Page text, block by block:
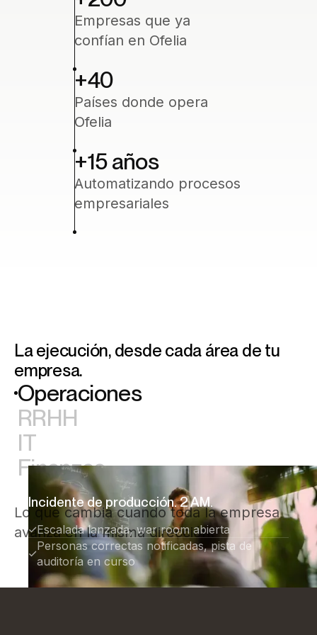
Empresas que ya
confían en Ofelia
+40
Países donde opera
Ofelia
+15‍ años
Automatizando procesos
empresariales
La ejecución, desde cada área de tu
empresa.
Operaciones
RRHH
IT
Finanzas
Incidente de producción. 2 AM.
Escalada lanzada, war room abierta
Personas correctas notificadas, pista de
auditoría en curso
Lo que cambia cuando toda la empresa
avanza en la misma dirección.